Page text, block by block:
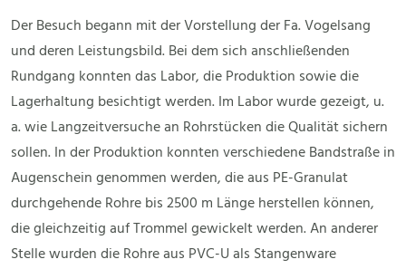
Der Besuch begann mit der Vorstellung der Fa. Vogelsang
und deren Leistungsbild. Bei dem sich anschließenden
Rundgang konnten das Labor, die Produktion sowie die
Lagerhaltung besichtigt werden. Im Labor wurde gezeigt, u.
a. wie Langzeitversuche an Rohrstücken die Qualität sichern
sollen. In der Produktion konnten verschiedene Bandstraße in
Augenschein genommen werden, die aus PE-Granulat
durchgehende Rohre bis 2500 m Länge herstellen können,
die gleichzeitig auf Trommel gewickelt werden. An anderer
Stelle wurden die Rohre aus PVC-U als Stangenware